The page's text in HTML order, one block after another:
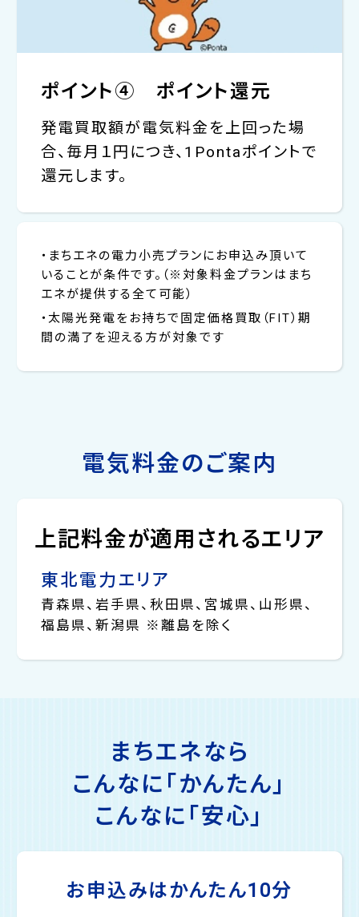
ポイント④ ポイント還元
発電買取額が電気料金を上回った場
合、毎月１円につき、1Pontaポイントで
還元します。
・まちエネの電力小売プランにお申込み頂いて
いることが条件です。（※対象料金プランはまち
エネが提供する全て可能）
・太陽光発電をお持ちで固定価格買取（FIT）期
間の満了を迎える方が対象です
電気料金のご案内
上記料金が適用されるエリア
東北電力エリア
青森県、岩手県、秋田県、宮城県、山形県、
福島県、新潟県 ※離島を除く
まちエネなら
こんなに「かんたん」
こんなに「安心」
お申込みはかんたん10分